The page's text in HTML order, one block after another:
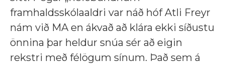
framhaldsskólaaldri var náð hóf Atli Freyr
nám við MA en ákvað að klára ekki síðustu
önnina þar heldur snúa sér að eigin
rekstri með félögum sínum. Það sem á